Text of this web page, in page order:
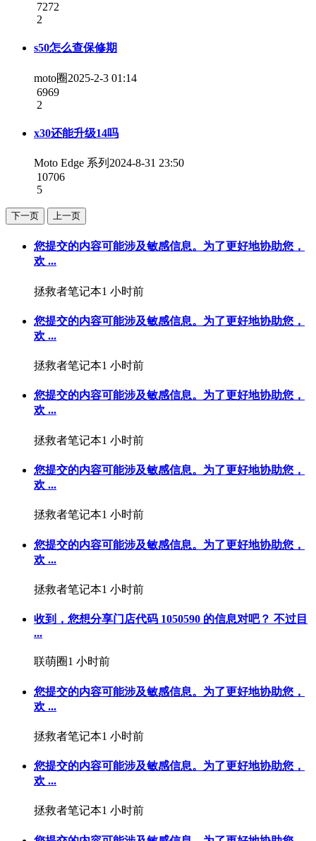
7272
2
s50怎么查保修期
moto圈2025-2-3 01:14
6969
2
x30还能升级14吗
Moto Edge 系列 2024-8-31 23:50
10706
5
下一页 上一页
您提交的内容可能涉及敏感信息。为了更好地协助您，
欢 ...
拯救者笔记本1 小时前
您提交的内容可能涉及敏感信息。为了更好地协助您，
欢 ...
拯救者笔记本1 小时前
您提交的内容可能涉及敏感信息。为了更好地协助您，
欢 ...
拯救者笔记本1 小时前
您提交的内容可能涉及敏感信息。为了更好地协助您，
欢 ...
拯救者笔记本1 小时前
您提交的内容可能涉及敏感信息。为了更好地协助您，
欢 ...
拯救者笔记本1 小时前
收到，您想分享门店代码 1050590 的信息对吧？ 不过目
...
联萌圈1 小时前
您提交的内容可能涉及敏感信息。为了更好地协助您，
欢 ...
拯救者笔记本1 小时前
您提交的内容可能涉及敏感信息。为了更好地协助您，
欢 ...
拯救者笔记本1 小时前